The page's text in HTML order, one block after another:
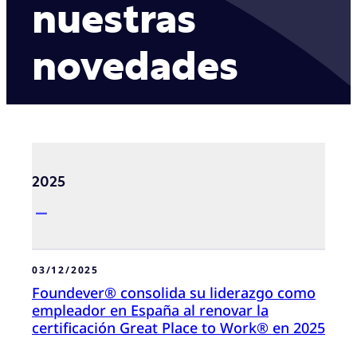
nuestras
novedades
2025
03/12/2025
Foundever® consolida su liderazgo como
empleador en España al renovar la
certificación Great Place to Work® en 2025